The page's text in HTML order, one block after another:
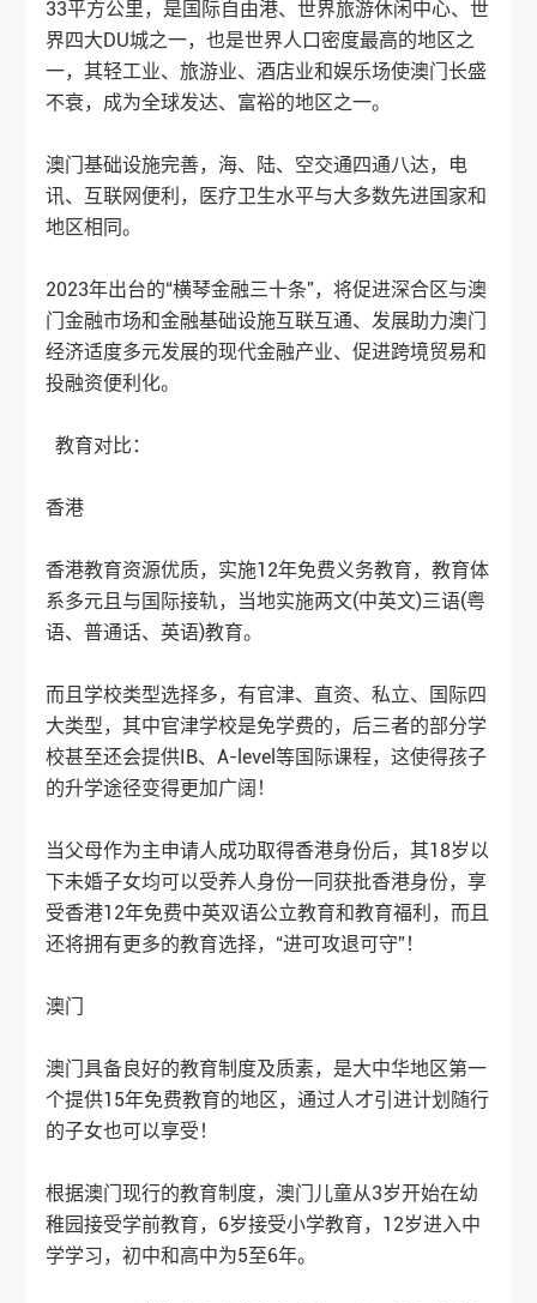
33平方公里，是国际自由港、世界旅游休闲中心、世
界四大DU城之一，也是世界人口密度最高的地区之
一，其轻工业、旅游业、酒店业和娱乐场使澳门长盛
不衰，成为全球发达、富裕的地区之一。
澳门基础设施完善，海、陆、空交通四通八达，电
讯、互联网便利，医疗卫生水平与大多数先进国家和
地区相同。
2023年出台的“横琴金融三十条”，将促进深合区与澳
门金融市场和金融基础设施互联互通、发展助力澳门
经济适度多元发展的现代金融产业、促进跨境贸易和
投融资便利化。
教育对比：
香港
香港教育资源优质，实施12年免费义务教育，教育体
系多元且与国际接轨，当地实施两文(中英文)三语(粤
语、普通话、英语)教育。
而且学校类型选择多，有官津、直资、私立、国际四
大类型，其中官津学校是免学费的，后三者的部分学
校甚至还会提供IB、A-level等国际课程，这使得孩子
的升学途径变得更加广阔！
当父母作为主申请人成功取得香港身份后，其18岁以
下未婚子女均可以受养人身份一同获批香港身份，享
受香港12年免费中英双语公立教育和教育福利，而且
还将拥有更多的教育选择，“进可攻退可守”！
澳门
澳门具备良好的教育制度及质素，是大中华地区第一
个提供15年免费教育的地区，通过人才引进计划随行
的子女也可以享受！
根据澳门现行的教育制度，澳门儿童从3岁开始在幼
稚园接受学前教育，6岁接受小学教育，12岁进入中
学学习，初中和高中为5至6年。